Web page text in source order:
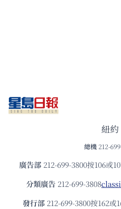
紐約
總機 212-
廣告部212-699-3800按106或
分類廣告 212-699-3808
發⾏部 212-699-3800按162或